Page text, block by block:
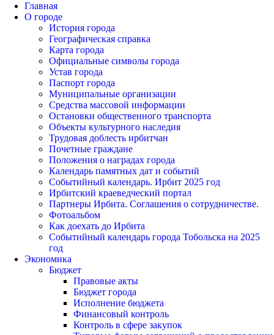
Главная
О городе
История города
Географическая справка
Карта города
Официальные символы города
Устав города
Паспорт города
Муниципальные организации
Средства массовой информации
Остановки общественного транспорта
Объекты культурного наследия
Трудовая доблесть ирбитчан
Почетные граждане
Положения о наградах города
Календарь памятных дат и событий
Событийный календарь. Ирбит 2025 год
Ирбитский краеведческий портал
Партнеры Ирбита. Соглашения о сотрудничестве.
Фотоальбом
Как доехать до Ирбита
Событийный календарь города Тобольска на 2025
год
Экономика
Бюджет
Правовые акты
Бюджет города
Исполнение бюджета
Финансовый контроль
Контроль в сфере закупок